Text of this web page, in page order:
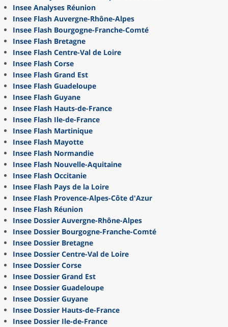
Insee Analyses Réunion
Insee Flash Auvergne-Rhône-Alpes
Insee Flash Bourgogne-Franche-Comté
Insee Flash Bretagne
Insee Flash Centre-Val de Loire
Insee Flash Corse
Insee Flash Grand Est
Insee Flash Guadeloupe
Insee Flash Guyane
Insee Flash Hauts-de-France
Insee Flash Ile-de-France
Insee Flash Martinique
Insee Flash Mayotte
Insee Flash Normandie
Insee Flash Nouvelle-Aquitaine
Insee Flash Occitanie
Insee Flash Pays de la Loire
Insee Flash Provence-Alpes-Côte d'Azur
Insee Flash Réunion
Insee Dossier Auvergne-Rhône-Alpes
Insee Dossier Bourgogne-Franche-Comté
Insee Dossier Bretagne
Insee Dossier Centre-Val de Loire
Insee Dossier Corse
Insee Dossier Grand Est
Insee Dossier Guadeloupe
Insee Dossier Guyane
Insee Dossier Hauts-de-France
Insee Dossier Ile-de-France